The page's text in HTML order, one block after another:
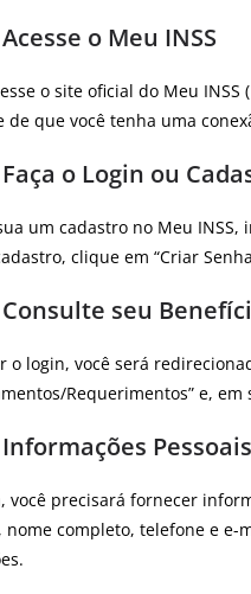
o Meu INSS
o site oficial do Meu INSS (
de que você tenha uma
Faça o Login ou
um cadastro no Meu INSS,
clique em “Criar
Consulte seu
o login, você será
Requerimentos” e,
Informações Pessoais
você precisará fornecer
nome completo, telefone e e-